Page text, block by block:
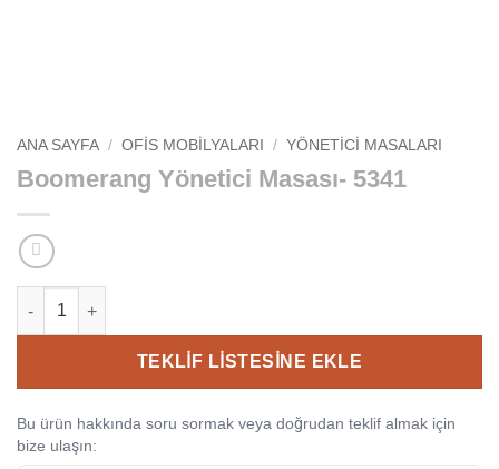
ANA SAYFA / OFIS MOBILYALARI / YÖNETICI MASALARI
Boomerang Yönetici Masası- 5341
TEKLIF LISTESINE EKLE
Bu ürün hakkında soru sormak veya doğrudan teklif almak için
bize ulaşın: